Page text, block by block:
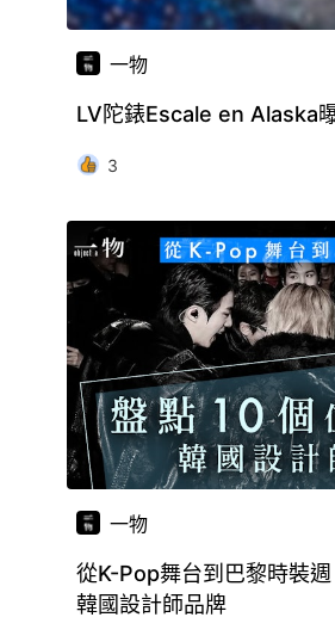
一物
LV陀錶Escale en Alaska
3
一物
從K-Pop舞台到巴黎時裝
韓國設計師品牌